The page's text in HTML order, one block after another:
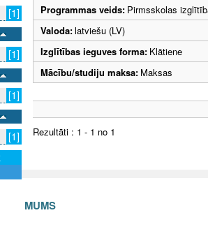
[1]
[1]
[1]
[1]
Programmas veids: Pirmsskolas
Valoda:latviešu (LV)
Izglītības ieguves forma: Klātiene
Mācību/studiju maksa: Maksas
Rezultāti : 1 - 1 no 1
AR MUMS